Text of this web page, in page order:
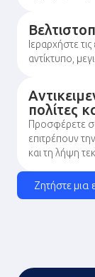
Ιεραρχήστε
αντίκτυπο,
πολίτες
Προσφέρετε
επιτρέπουν
και τη λήψη
Ζητήστε μια